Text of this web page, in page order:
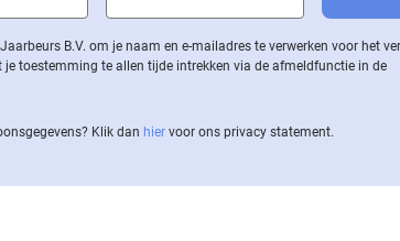
B.V. om je naam en e-mailadres te verwerken voor het
toestemming te allen tijde intrekken via de af­meld­func­tie in de
Klik dan hier voor ons privacy statement.